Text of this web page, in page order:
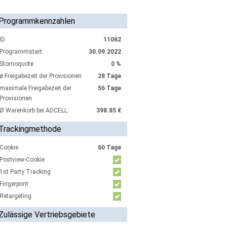
11062
30.09.2022
0 %
Freigabezeit der Provisionen
28 Tage
Freigabezeit der
56 Tage
Warenkorb bei ADCELL: 398.85 €
60 Tage
Cookie
Party Tracking
Vertriebsgebiete